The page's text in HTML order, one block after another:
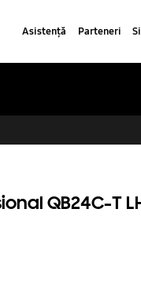
Asistență Parteneri
QB24C-T